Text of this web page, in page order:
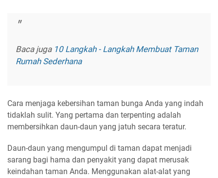
Baca juga 10 Langkah - Langkah Membuat Taman
Rumah Sederhana
Cara menjaga kebersihan taman bunga Anda yang indah
tidaklah sulit. Yang pertama dan terpenting adalah
membersihkan daun-daun yang jatuh secara teratur.
Daun-daun yang mengumpul di taman dapat menjadi
sarang bagi hama dan penyakit yang dapat merusak
keindahan taman Anda. Menggunakan alat-alat yang